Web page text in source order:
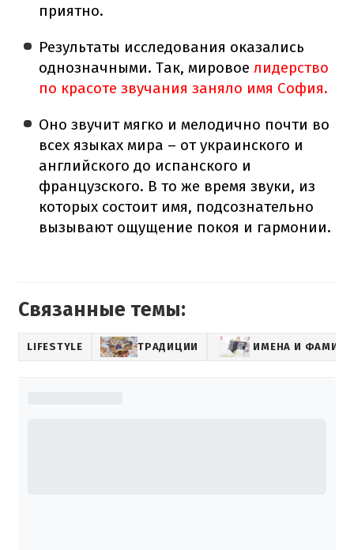
приятно.
Результаты исследования оказались
однозначными. Так, мировоелидерство
по красоте звучания заняло имя София.
Оно звучит мягко и мелодично почти во
всех языках мира – от украинского и
английского до испанского и
французского. В то же время звуки, из
которых состоит имя, подсознательно
вызывают ощущение покоя и гармонии.
Связанные темы:
LIFESTYLE ТРАДИЦИИ ИМЕНА И